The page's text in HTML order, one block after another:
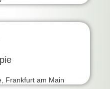
Frankfurt am Main